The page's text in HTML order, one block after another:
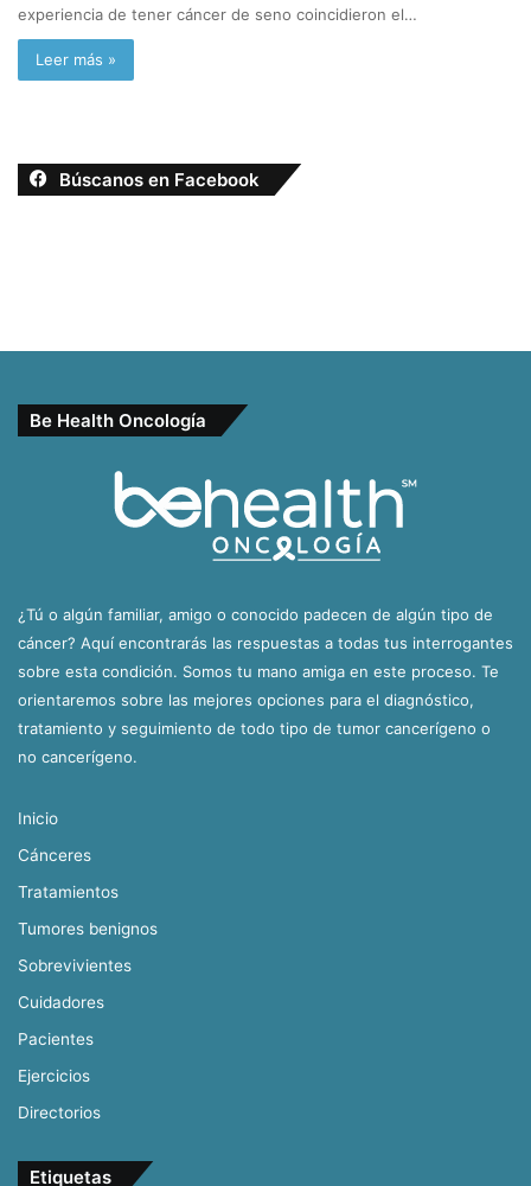
experiencia de tener cáncer de seno coincidieron el…
Leer más »
Búscanos en Facebook
Be Health Oncología
¿Tú o algún familiar, amigo o conocido padecen de algún tipo de
cáncer? Aquí encontrarás las respuestas a todas tus interrogantes
sobre esta condición. Somos tu mano amiga en este proceso. Te
orientaremos sobre las mejores opciones para el diagnóstico,
tratamiento y seguimiento de todo tipo de tumor cancerígeno o
no cancerígeno.
Inicio
Cánceres
Tratamientos
Tumores benignos
Sobrevivientes
Cuidadores
Pacientes
Ejercicios
Directorios
Etiquetas